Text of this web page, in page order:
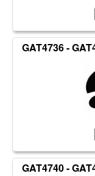
GAT4736 -
GAT4740 -